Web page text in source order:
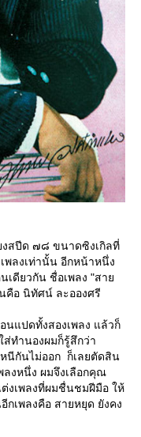
สปีด ๗๘ ขนาดซิงเกิลที่
พลงเท่านั้น อีกหน้าหนึ่ง
เดียวกัน ชื่อเพลง "สา
คือ นิทัศน์ ละอองศรี
นแปดทั้งสองเพลง แล้วก็
ทำนองผมก็รู้สึกว่า
นีกันไม่ออก ก็เลยตัดสิน
งหนึ่ง ผมจึงเลือกคุณ
งเพลงที่ผมชื่นชมฝีมือ ให้
กเพลงคือ สายหยุด ยังคง